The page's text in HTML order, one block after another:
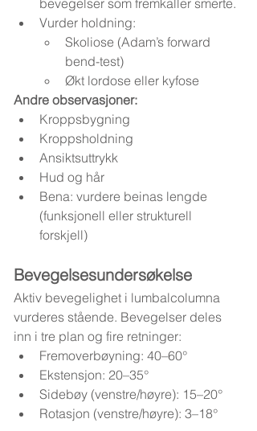
Vurder holdning:
Skoliose (Adam’s forward
bend-test)
Økt lordose eller kyfose
Andre observasjoner:
Kroppsbygning
Kroppsholdning
Ansiktsuttrykk
Hud og hår
Bena: vurdere beinas lengde
(funksjonell eller strukturell
forskjell)
Bevegelsesundersøkelse
Aktiv bevegelighet i lumbalcolumna
vurderes stående. Bevegelser deles
inn i tre plan og fire retninger:
Fremoverbøyning: 40–60°
Ekstensjon: 20–35°
Sidebøy (venstre/høyre): 15–20°
Rotasjon (venstre/høyre): 3–18°